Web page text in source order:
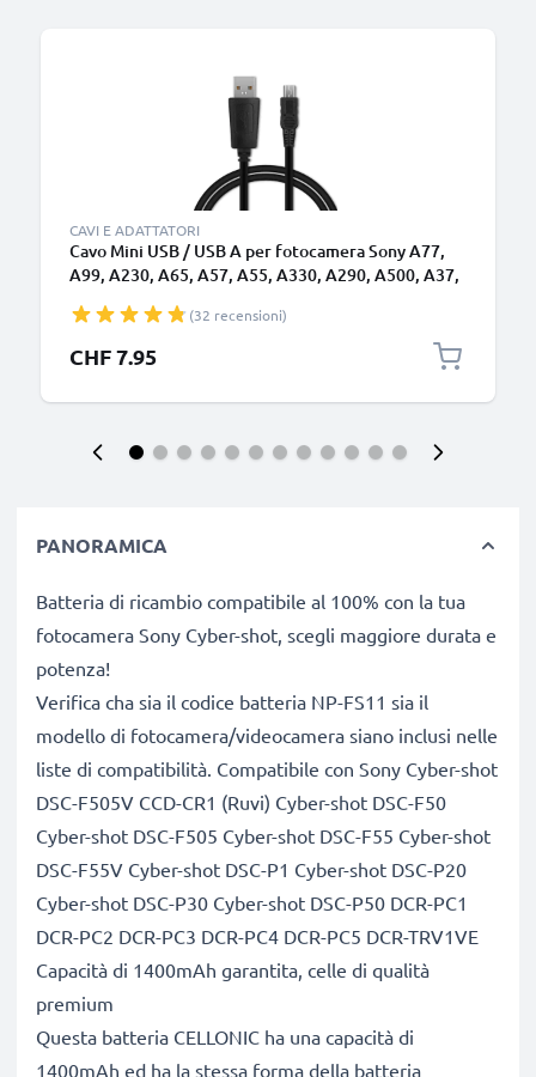
CAVI E ADATTATORI
Cavo Mini USB / USB A per fotocamera Sony A77,
A99, A230, A65, A57, A55, A330, A290, A500, A37,
VMC-14UMB2, nero, PVC, 1m marca CELLONIC
(32 recensioni)
CHF 7.95
PANORAMICA
Batteria di ricambio compatibile al 100% con la tua
fotocamera Sony Cyber-shot, scegli maggiore durata e
potenza!
Verifica cha sia il codice batteria NP-FS11 sia il
modello di fotocamera/videocamera siano inclusi nelle
liste di compatibilità. Compatibile con Sony Cyber-shot
DSC-F505V CCD-CR1 (Ruvi) Cyber-shot DSC-F50
Cyber-shot DSC-F505 Cyber-shot DSC-F55 Cyber-shot
DSC-F55V Cyber-shot DSC-P1 Cyber-shot DSC-P20
Cyber-shot DSC-P30 Cyber-shot DSC-P50 DCR-PC1
DCR-PC2 DCR-PC3 DCR-PC4 DCR-PC5 DCR-TRV1VE
Capacità di 1400mAh garantita, celle di qualità
premium
Questa batteria CELLONIC ha una capacità di
1400mAh ed ha la stessa forma della batteria